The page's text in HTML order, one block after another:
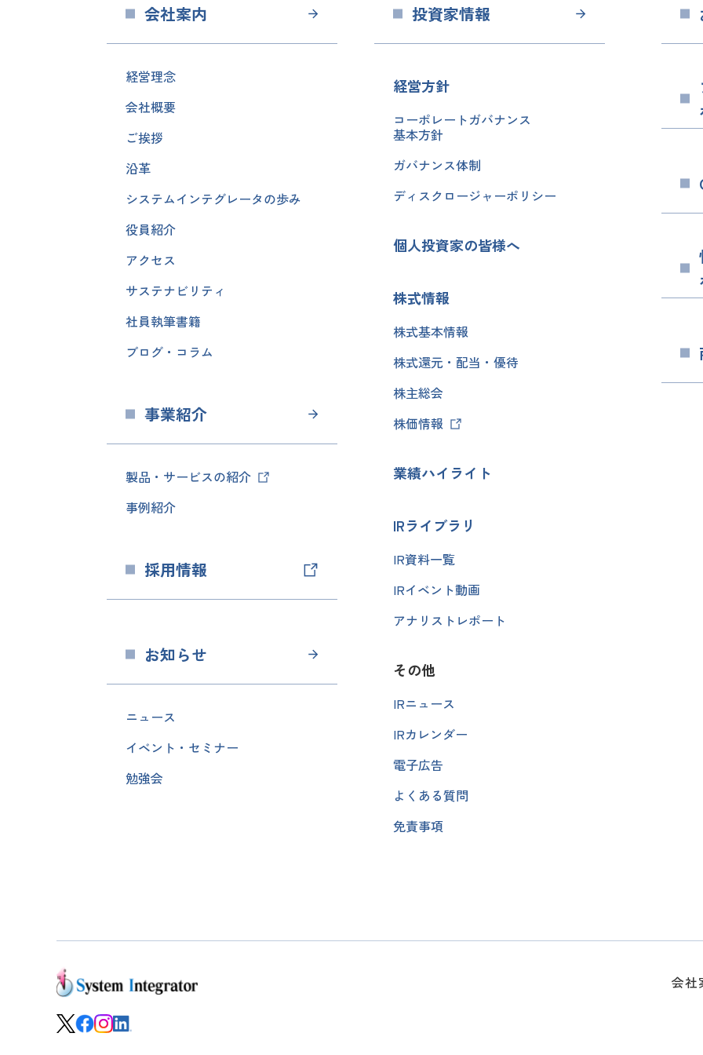
会社案内
経営理念
会社概要
ご挨拶
沿革
システムインテグレータの歩み
役員紹介
アクセス
サステナビリティ
社員執筆書籍
ブログ・コラム
事業紹介
製品・サービスの紹介
事例紹介
採用情報
お知らせ
ニュース
イベント・セミナー
勉強会
投資家情報
経営方針
コーポレートガバナンス
基本方針︎
ガバナンス体制
ディスクロージャーポリシー
個人投資家の皆様へ
株式情報
株式基本情報︎
株式還元・配当・優待
株主総会
株価情報
業績ハイライト
IRライブラリ
IR資料一覧
IRイベント動画
アナリストレポート
その他
IRニュース
IRカレンダー
電子広告
よくある質問
免責事項
会社